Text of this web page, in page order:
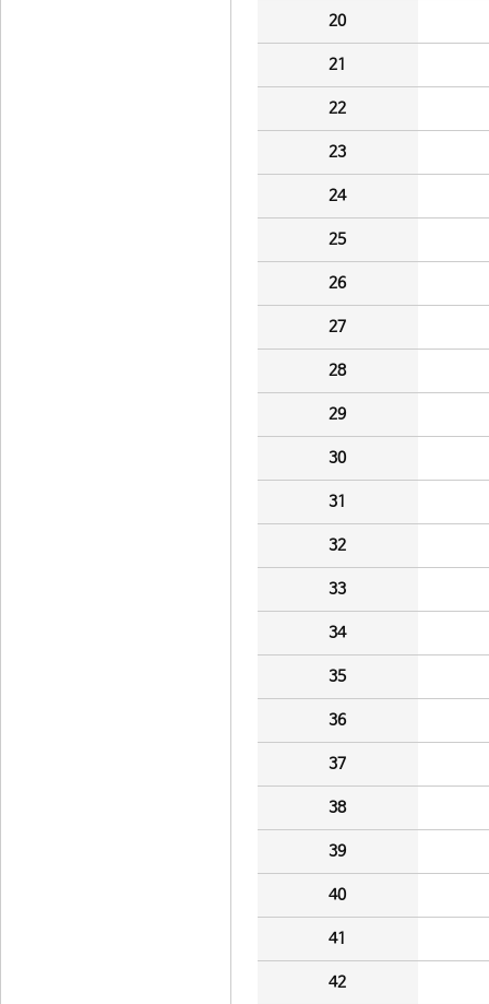
20
21
22
23
24
25
26
27
28
29
30
31
32
33
34
35
36
37
38
39
40
41
42